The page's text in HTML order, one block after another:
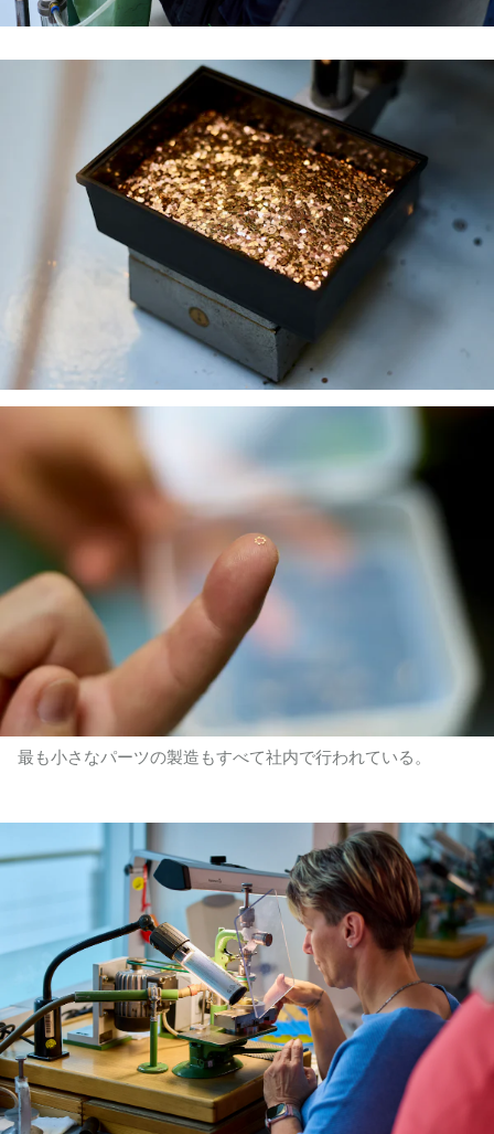
最も小さなパーツの製造もすべて社内で行われている。